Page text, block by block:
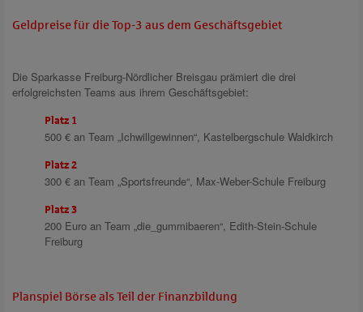
Geldpreise für die Top-3 aus dem Geschäftsgebiet
Die Sparkasse Freiburg-Nördlicher Breisgau prämiert die drei
erfolgreichsten Teams aus ihrem Geschäftsgebiet:
Platz 1
500 € an Team „Ichwillgewinnen“, Kastelbergschule Waldkirch
Platz 2
300 € an Team „Sportsfreunde“, Max-Weber-Schule Freiburg
Platz 3
200 Euro an Team „die_gummibaeren“, Edith-Stein-Schule
Freiburg
Planspiel Börse als Teil der Finanzbildung